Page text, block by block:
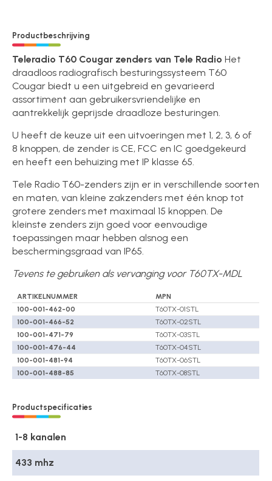
Productbeschrijving
Teleradio T60 Cougar zenders van Tele RadioHet
draadloos radiografisch besturingssysteem T60
Cougar biedt u een uitgebreid en gevarieerd
assortiment aan gebruikersvriendelijke en
aantrekkelijk geprijsde draadloze besturingen.
U heeft de keuze uit een uitvoeringen met 1, 2, 3, 6 of
8 knoppen, de zender is CE, FCC en IC goedgekeurd
en heeft een behuizing met IP klasse 65.
Tele Radio T60-zenders zijn er in verschillende soorten
en maten, van kleine zakzenders met één knop tot
grotere zenders met maximaal 15 knoppen. De
kleinste zenders zijn goed voor eenvoudige
toepassingen maar hebben alsnog een
beschermingsgraad van IP65.
Tevens te gebruiken als vervanging voor T60TX-MDL
ARTIKELNUMMER
MPN
100-001-462-00
T60TX-01STL
100-001-466-52
T60TX-02STL
100-001-471-79
T60TX-03STL
100-001-476-44
T60TX-04STL
100-001-481-94
T60TX-06STL
100-001-488-85
T60TX-08STL
Productspecificaties
1-8 kanalen
433 mhz